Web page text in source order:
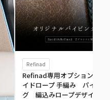
Refinad
Refinad専用オプション ブ
イドロープ 手編み パイピン
グ 編込みロープデザイン